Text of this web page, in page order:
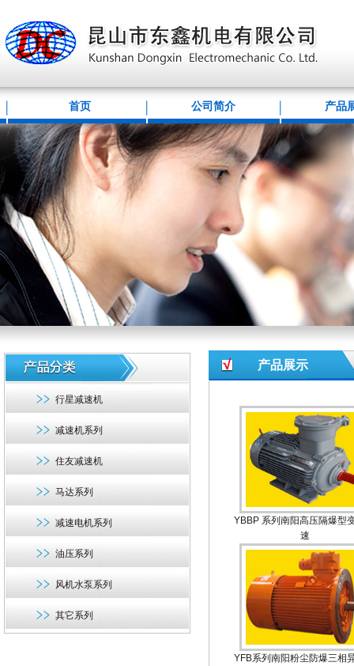
首页 公司简介 产品
行星减速机
减速机系列
住友减速机
马达系列
减速电机系列
油压系列
风机水泵系列
其它系列
产品展示
YBBP 系列南阳高压隔爆型
速
YFB系列南阳粉尘防爆三相